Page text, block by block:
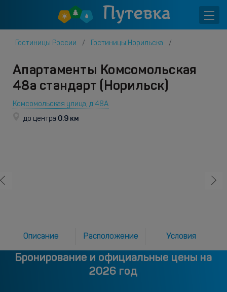
Гостиницы России Гостиницы Норильска
Апартаменты Комсомольская
48а стандарт (Норильск)
Комсомольская улица, д.48А
до центра 0.9 км
Описание Расположение Условия
Бронирование и официальные цены на
2026 год